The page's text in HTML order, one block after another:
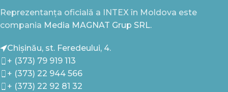
Reprezentanța oficială a INTEX în Moldova este
compania Media MAGNAT Grup SRL.
Chișinău, st. Feredeului, 4.
+ (373) 79 919 113
+ (373) 22 944 566
+ (373) 22 92 81 32